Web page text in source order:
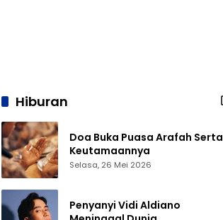
Hiburan
Doa Buka Puasa Arafah Serta
Keutamaannya
Selasa, 26 Mei 2026
Penyanyi Vidi Aldiano